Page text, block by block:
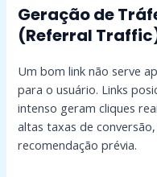
Geração de
(Referral
Um bom link não serve
para o usuário. Links
intenso geram cliques
altas taxas de
recomendação prévia.